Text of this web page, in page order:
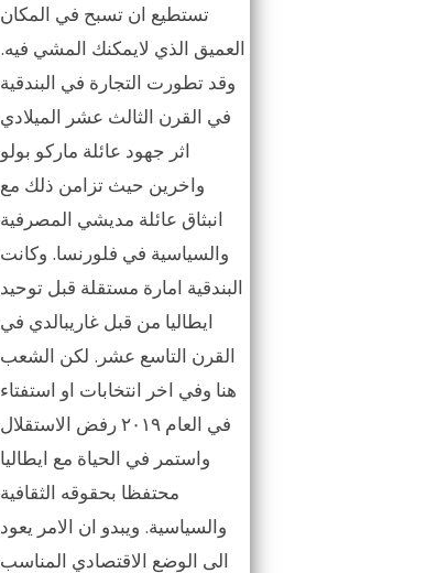
تستطيع ان تسبح في المكان
العميق الذي لايمكنك المشي فيه.
وقد تطورت التجارة في البندقية
في القرن الثالث عشر الميلادي
اثر جهود عائلة ماركو بولو
واخرين حيث تزامن ذلك مع
انبثاق عائلة مديشي المصرفية
والسياسية في فلورنسا. وكانت
البندقية امارة مستقلة قبل توحيد
ايطاليا من قبل غاريبالدي في
القرن التاسع عشر. لكن الشعب
هنا وفي اخر انتخابات او استفتاء
في العام ٢٠١٩ رفض الاستقلال
واستمر في الحياة مع ايطاليا
محتفظا بحقوقه الثقافية
والسياسية. ويبدو ان الامر يعود
الى الوضع الاقتصادي المناسب